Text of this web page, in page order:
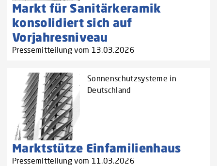
Markt für Sanitärkeramik
konsolidiert sich auf
Vorjahresniveau
Pressemitteilung vom 13.03.2026
Sonnenschutzsysteme in
Deutschland
Marktstütze Einfamilienhaus
Pressemitteilung vom 11.03.2026